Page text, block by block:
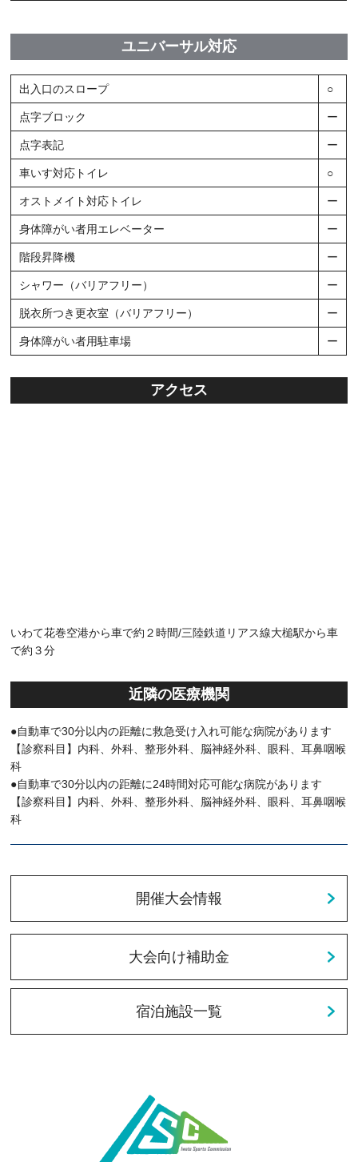
ユニバーサル対応
出入口のスロープ ○
点字ブロック ー
点字表記 ー
車いす対応トイレ ○
オストメイト対応トイレ ー
身体障がい者用エレベーター ー
階段昇降機 ー
シャワー（バリアフリー） ー
脱衣所つき更衣室（バリアフリー） ー
身体障がい者用駐車場 ー
アクセス
いわて花巻空港から車で約２時間/三陸鉄道リアス線大槌駅から車
で約３分
近隣の医療機関
●自動車で30分以内の距離に救急受け入れ可能な病院があります
【診察科目】内科、外科、整形外科、脳神経外科、眼科、耳鼻咽喉
科
●自動車で30分以内の距離に24時間対応可能な病院があります
【診察科目】内科、外科、整形外科、脳神経外科、眼科、耳鼻咽喉
科
開催大会情報
大会向け補助金
宿泊施設一覧